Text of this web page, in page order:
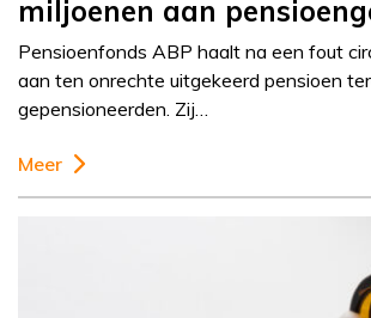
miljoenen aan
Pensioenfonds ABP haalt na een fout
aan ten onrechte uitgekeerd pensioen
gepensioneerden. Zij…
Meer